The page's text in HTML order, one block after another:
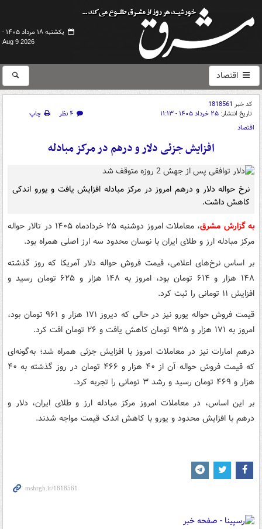
یکشنبه ۱۸ مرداد ۱۴۰۵ -
Aug 9 2026
اقتصاد
کد خبر 1818561
تاریخ انتشار: ۲۵ خرداد ۱۴۰۵ - ۱۱:۱۳ ۴ نظر
چاپ
اقتصاد
افزایش جزئی دلار و درهم در مرکز مبادله
نرخ حواله دلار و درهم امروز در مرکز مبادله افزایش یافت و یورو اندکی
کاهش داشت.
به گزارش مشرق
، معاملات امروز دوشنبه ۲۵ خردادماه ۱۴۰۵ در تالار حواله
مرکز مبادله ارز و طلای ایران با نوسان محدود سه ارز اصلی همراه بود.
بر اساس نرخ‌های اعلامی، قیمت فروش حواله دلار آمریکا که روز گذشته
۱۴۸ هزار و ۶۱۴ تومان بود، امروز به ۱۴۸ هزار و ۶۲۵ تومان رسید و
افزایش ۱۱ تومانی را ثبت کرد.
قیمت فروش حواله یورو نیز در حالی که دیروز ۱۷۱ هزار و ۹۶۱ تومان بود،
امروز به ۱۷۱ هزار و ۹۳۵ تومان کاهش یافت و ۲۶ تومان افت کرد.
درهم امارات نیز در معاملات امروز با افزایش جزئی همراه شد؛ به‌گونه‌ای
که قیمت فروش حواله آن از ۴۰ هزار و ۴۶۶ تومان در روز گذشته به ۴۰
هزار و ۴۶۹ تومان رسید و رشد ۳ تومانی را تجربه کرد.
بر این اساس، در معاملات امروز مرکز مبادله ارز و طلای ایران، دلار و
درهم با افزایش محدود و یورو با کاهش اندک قیمت مواجه شدند.